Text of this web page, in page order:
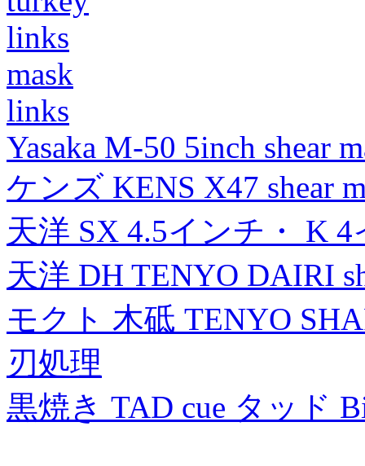
links
mask
links
Yasaka M-50 5inch shear
ケンズ KENS X47 shear
天洋 SX 4.5インチ・ K
天洋 DH TENYO DAIRI
モクト 木砥 TENYO
刃処理
黒焼き TAD cue タッド